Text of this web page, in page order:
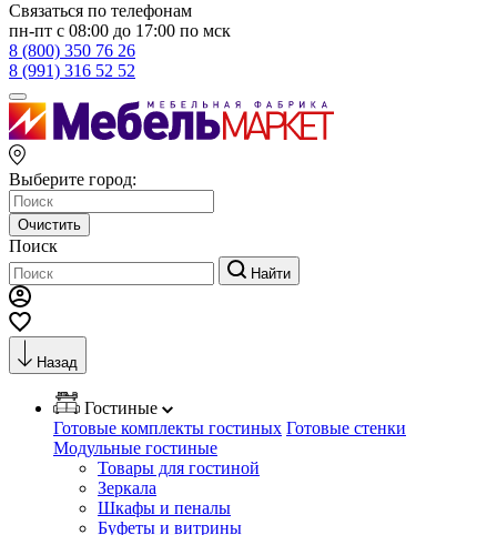
Связаться по телефонам
пн-пт с 08:00 до 17:00 по мск
8 (800) 350 76 26
8 (991) 316 52 52
Выберите город:
Очистить
Поиск
Найти
Назад
Гостиные
Готовые комплекты гостиных Готовые стенки
Модульные гостиные
Товары для гостиной
Зеркала
Шкафы и пеналы
Буфеты и витрины